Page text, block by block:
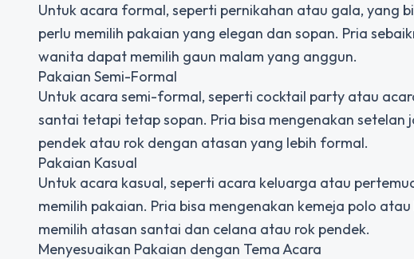
Untuk acara formal, seperti pernikahan atau gala, yang
perlu memilih pakaian yang elegan dan sopan. Pria
wanita dapat memilih gaun malam yang anggun.
Pakaian Semi-Formal
Untuk acara semi-formal, seperti cocktail party atau
santai tetapi tetap sopan. Pria bisa mengenakan
pendek atau rok dengan atasan yang lebih formal.
Pakaian Kasual
Untuk acara kasual, seperti acara keluarga atau
memilih pakaian. Pria bisa mengenakan kemeja polo
memilih atasan santai dan celana atau rok pendek.
Menyesuaikan Pakaian dengan Tema Acara